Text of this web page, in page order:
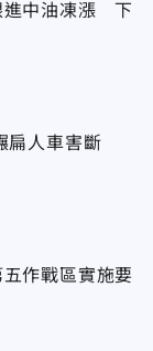
進中油凍漲 下
扁人車害斷
作戰區實施要